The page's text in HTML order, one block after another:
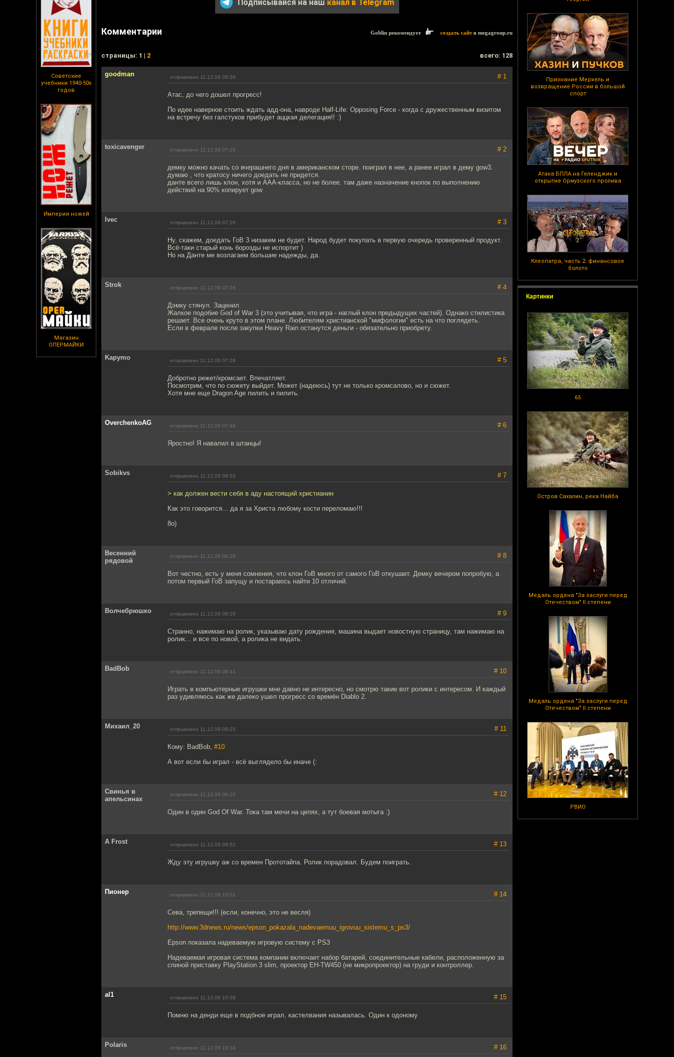
Советские
учебники 1940-50х
годов
Империя ножей
Магазин
ОПЕРМАЙКИ
Признание Меркель и
возвращение России в большой
спорт
Атака БПЛА на Геленджик и
открытие Ормузского пролива
Клеопатра, часть 2: финансовое
болото
Картинки
65
Остров Сахалин, река Найба
Медаль ордена "За заслуги перед
Отечеством" II степени
Медаль ордена "За заслуги перед
Отечеством" II степени
РВИО
Подписывайся на наш канал в Telegram
Комментарии Goblin рекомендует создать сайтв megagroup.ru
cтраницы: 1 | 2 всего: 128
goodman отправлено 11.12.09 06:56 # 1
Атас, до чего дошел прогресс!
По идее наверное стоить ждать адд-она, навроде Half-Life: Opposing Force - когда с дружественным визитом
на встречу без галстуков прибудет аццкая делегация!! :)
toxicavenger отправлено 11.12.09 07:26 # 2
демку можно качать со вчерашнего дня в американском сторе. поиграл в нее, а ранее играл в дему gow3.
думаю , что кратосу ничего доедать не придется.
данте всего лишь клон, хотя и ААА-класса, но не более. там даже назначение кнопок по выполнению
действий на 90% копирует gow
Ivec отправлено 11.12.09 07:26 # 3
Ну, скажем, доедать ГоВ 3 низакем не будет. Народ будет покупать в первую очередь проверенный продукт.
Всё-таки старый конь борозды не испортит )
Но на Данте ме возлагаем большие надежды, да.
Strok отправлено 11.12.09 07:26 # 4
Дэмку стянул. Заценил.
Жалкое подобие God of War 3 (это учитывая, что игра - наглый клон предыдущих частей). Однако стилистика
решает. Все очень круто в этом плане. Любителям христианской "мифологии" есть на что поглядеть.
Если в феврале после закупки Heavy Rain останутся деньги - обязательно приобрету.
Kapymo отправлено 11.12.09 07:26 # 5
Добротно режет/кромсает. Впечатляет.
Посмотрим, что по сюжету выйдет. Может (надеюсь) тут не только кромсалово, но и сюжет.
Хотя мне еще Dragon Age пилить и пилить.
OverchenkoAG отправлено 11.12.09 07:46 # 6
Яростно! Я навалил в штанцы!
Sobikvs отправлено 11.12.09 08:03 # 7
> как должен вести себя в аду настоящий христианин
Как это говорится... да я за Христа любому кости переломаю!!!
8o)
Весенний
рядовой
отправлено 11.12.09 08:28 # 8
Вот честно, есть у меня сомнения, что клон ГоВ много от самого ГоВ откушает. Демку вечером попробую, а
потом первый ГоВ запущу и постараюсь найти 10 отличий.
Волчебрюшко отправлено 11.12.09 08:29 # 9
Странно, нажимаю на ролик, указываю дату рождения, машина выдает новостную страницу, там нажимаю на
ролик... и все по новой, а ролика не видать.
BadBob отправлено 11.12.09 08:41 # 10
Играть в компьютерные игрушки мне давно не интересно, но смотрю такие вот ролики с интересом. И каждый
раз удивляюсь как же далеко ушел прогресс со времён Diablo 2.
Михаил_20 отправлено 11.12.09 09:23 # 11
Кому: BadBob, #10
А вот если бы играл - всё выглядело бы иначе (:
Свинья в
апельсинах
отправлено 11.12.09 09:23 # 12
Один в один God Of War. Тока там мечи на цепях, а тут боевая мотыга :)
A Frost отправлено 11.12.09 09:52 # 13
Жду эту игрушку аж со времен Прототайпа. Ролик порадовал. Будем поиграть.
Пионер отправлено 11.12.09 10:01 # 14
Сева, трепещи!!! (если, конечно, это не весля)
http://www.3dnews.ru/news/epson_pokazala_nadevaemuu_igrovuu_sistemu_s_ps3/
Epson показала надеваемую игровую систему с PS3
Надеваемая игровая система компании включает набор батарей, соединительные кабели, расположенную за
спиной приставку PlayStation 3 slim, проектор EH-TW450 (не микропроектор) на груди и контроллер.
al1 отправлено 11.12.09 10:09 # 15
Помню на денди еще в подбное играл, кастелвания называлась. Один к одоному
Polaris отправлено 11.12.09 10:34 # 16